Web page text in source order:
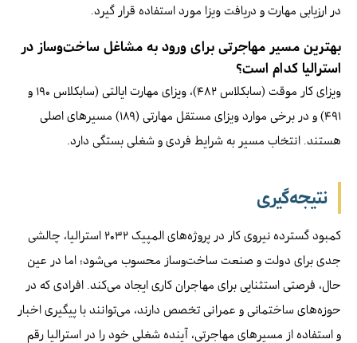
در ارزیابی مهارت و دریافت ویزا مورد استفاده قرار گیرد.
بهترین مسیر مهاجرتی برای ورود به مشاغل ساخت‌وساز در
استرالیا کدام است؟
ویزای کار موقت (سابکلاس ۴۸۲)، ویزای مهارت ایالتی (سابکلاس ۱۹۰ و
۴۹۱) و در برخی موارد ویزای مستقل مهارتی (۱۸۹) مسیرهای اصلی
هستند. انتخاب مسیر به شرایط فردی و شغلی بستگی دارد.
نتیجه‌گیری
کمبود گسترده نیروی کار در پروژه‌های المپیک ۲۰۳۲ استرالیا، چالشی
جدی برای دولت و صنعت ساخت‌وساز محسوب می‌شود؛ اما در عین
حال، فرصتی استثنایی برای مهاجران کاری ایجاد می‌کند. افرادی که در
حوزه‌های ساختمانی و عمرانی تخصص دارند، می‌توانند با پیگیری اخبار
و استفاده از مسیرهای مهاجرتی، آینده شغلی خود را در استرالیا رقم